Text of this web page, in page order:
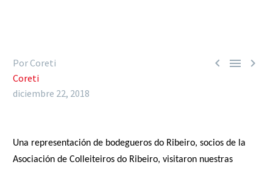
  
Por Coreti
Coreti
diciembre 22, 2018
Una representación de bodegueros do Ribeiro, socios de la
Asociación de Colleiteiros do Ribeiro, visitaron nuestras